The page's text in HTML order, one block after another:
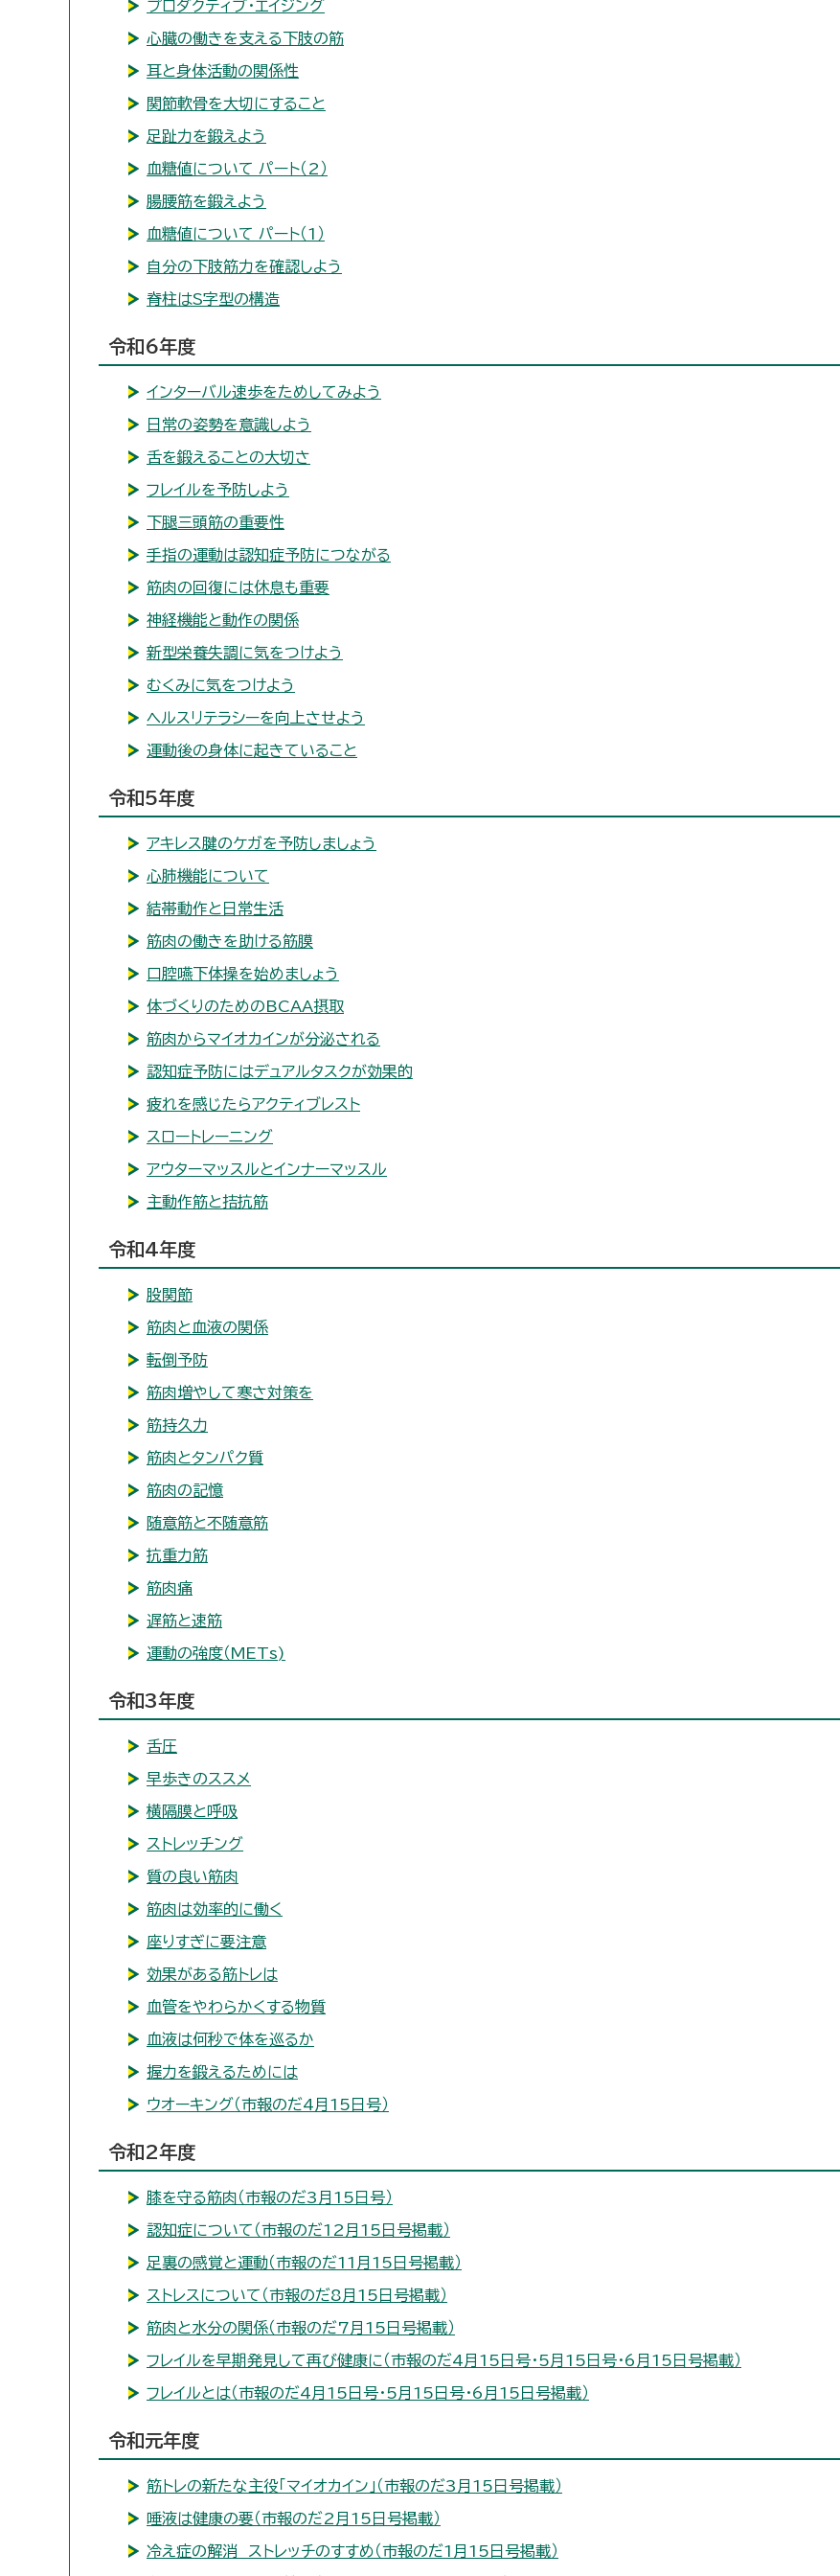
プロダクティブ・エイジング
心臓の働きを支える下肢の筋
耳と身体活動の関係性
関節軟骨を大切にすること
足趾力を鍛えよう
血糖値について パート（2）
腸腰筋を鍛えよう
血糖値について パート（1）
自分の下肢筋力を確認しよう
脊柱はS字型の構造
令和6年度
インターバル速歩をためしてみよう
日常の姿勢を意識しよう
舌を鍛えることの大切さ
フレイルを予防しよう
下腿三頭筋の重要性
手指の運動は認知症予防につながる
筋肉の回復には休息も重要
神経機能と動作の関係
新型栄養失調に気をつけよう
むくみに気をつけよう
ヘルスリテラシーを向上させよう
運動後の身体に起きていること
令和5年度
アキレス腱のケガを予防しましょう
心肺機能について
結帯動作と日常生活
筋肉の働きを助ける筋膜
口腔嚥下体操を始めましょう
体づくりのためのBCAA摂取
筋肉からマイオカインが分泌される
認知症予防にはデュアルタスクが効果的
疲れを感じたらアクティブレスト
スロートレーニング
アウターマッスルとインナーマッスル
主動作筋と拮抗筋
令和4年度
股関節
筋肉と血液の関係
転倒予防
筋肉増やして寒さ対策を
筋持久力
筋肉とタンパク質
筋肉の記憶
随意筋と不随意筋
抗重力筋
筋肉痛
遅筋と速筋
運動の強度（METs)
令和3年度
舌圧
早歩きのススメ
横隔膜と呼吸
ストレッチング
質の良い筋肉
筋肉は効率的に働く
座りすぎに要注意
効果がある筋トレは
血管をやわらかくする物質
血液は何秒で体を巡るか
握力を鍛えるためには
ウオーキング（市報のだ4月15日号）
令和2年度
膝を守る筋肉（市報のだ3月15日号）
認知症について（市報のだ12月15日号掲載）
足裏の感覚と運動（市報のだ11月15日号掲載）
ストレスについて（市報のだ8月15日号掲載）
筋肉と水分の関係（市報のだ7月15日号掲載）
フレイルを早期発見して再び健康に（市報のだ4月15日号・5月15日号・6月15日号掲載）
フレイルとは（市報のだ4月15日号・5月15日号・6月15日号掲載）
令和元年度
筋トレの新たな主役「マイオカイン」（市報のだ3月15日号掲載）
唾液は健康の要（市報のだ2月15日号掲載）
冷え症の解消 ストレッチのすすめ（市報のだ1月15日号掲載）